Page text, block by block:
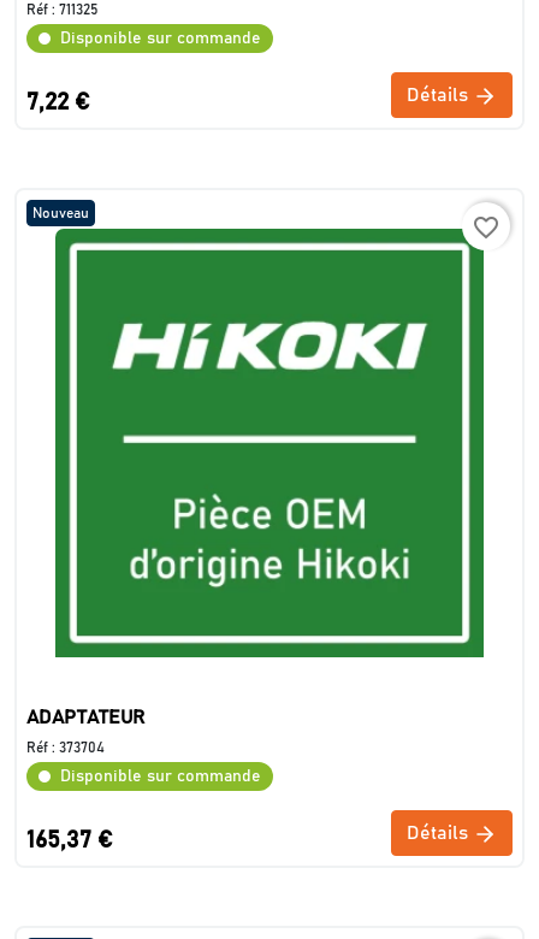
Réf : 711325
Disponible sur commande
7,22 € Détails
Nouveau
favorite_border
ADAPTATEUR
Réf : 373704
Disponible sur commande
165,37 € Détails